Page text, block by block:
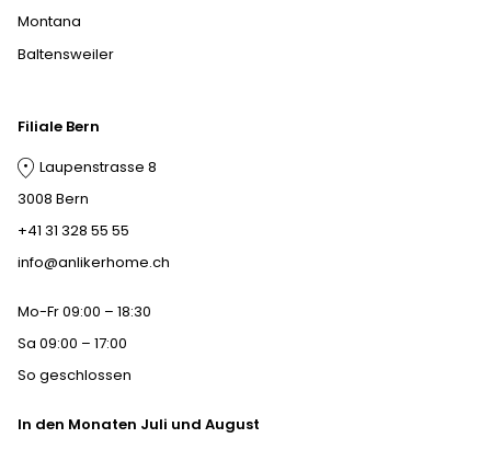
Montana
Baltensweiler
Filiale Bern
Laupenstrasse 8
3008 Bern
+41 31 328 55 55
info@anlikerhome.ch
Mo-Fr 09:00 – 18:30
Sa 09:00 – 17:00
So geschlossen
In den Monaten Juli und August